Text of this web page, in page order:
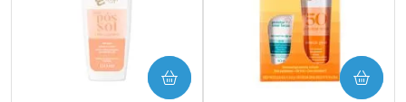
COMPRAR COMPRAR